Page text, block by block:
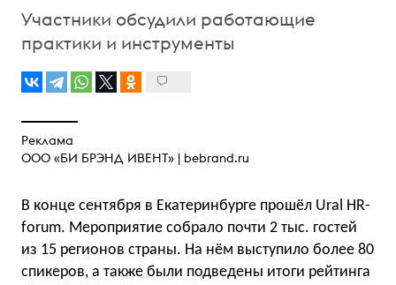
Участники обсудили работающие
практики и инструменты
Реклама
ООО «БИ БРЭНД ИВЕНТ» | bebrand.ru
В конце сентября в Екатеринбурге прошёл Ural HR-
forum. Мероприятие собрало почти 2 тыс. гостей
из 15 регионов страны. На нём выступило более 80
спикеров, а также были подведены итоги рейтинга